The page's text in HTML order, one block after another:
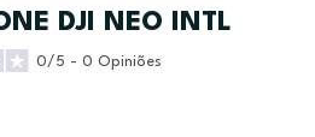
DJI NEO INTL
0/5 - 0 Opiniões